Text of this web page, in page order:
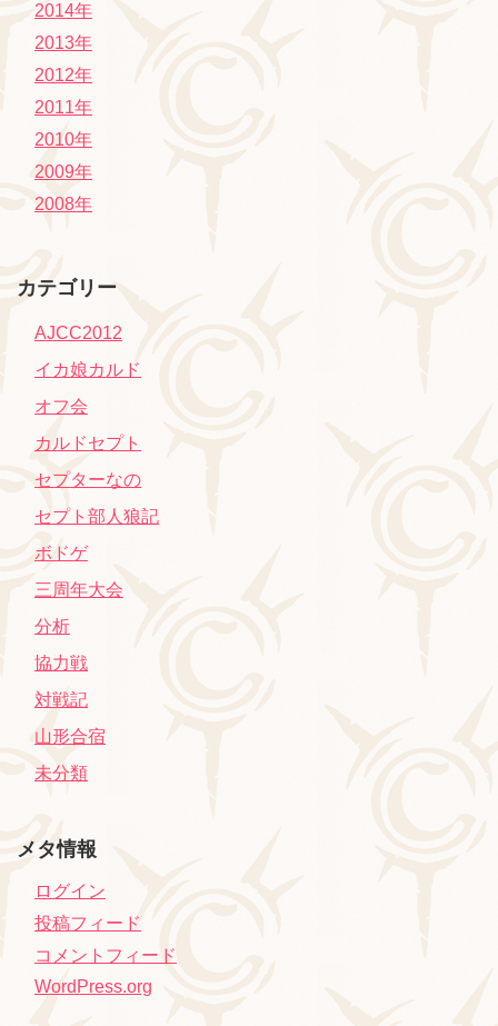
2014年
2013年
2012年
2011年
2010年
2009年
2008年
カテゴリー
AJCC2012
イカ娘カルド
オフ会
カルドセプト
セプターなの
セプト部人狼記
ボドゲ
三周年大会
分析
協力戦
対戦記
山形合宿
未分類
メタ情報
ログイン
投稿フィード
コメントフィード
WordPress.org